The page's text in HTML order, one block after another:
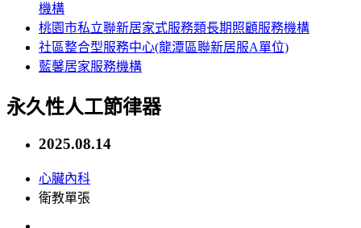
機構
桃園市私立聯新居家式服務類長期照顧服務機構
社區整合型服務中心(龍潭區聯新居服A單位)
藍馨居家服務機構
永久性人工節律器
2025.08.14
心臟內科
衛教單張